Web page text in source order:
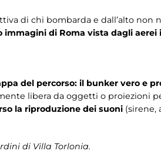
di chi bombarda e dall’alto non
immagini di Roma vista dagli aerei
del percorso: il bunker vero e
libera da oggetti o proiezioni
la riproduzione dei suoni (sirene,
di Villa Torlonia.